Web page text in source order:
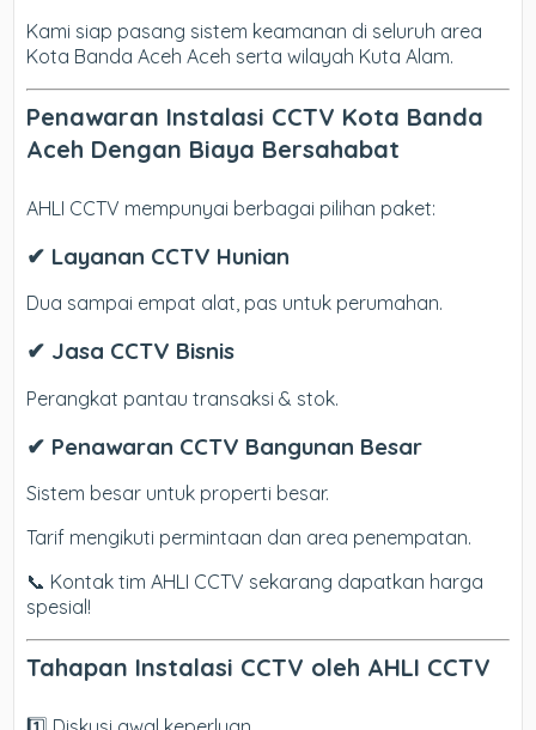
Kami siap pasang sistem keamanan di seluruh area
Kota Banda Aceh Aceh serta wilayah Kuta Alam.
Penawaran Instalasi CCTV Kota Banda
Aceh Dengan Biaya Bersahabat
AHLI CCTV mempunyai berbagai pilihan paket:
✔ Layanan CCTV Hunian
Dua sampai empat alat, pas untuk perumahan.
✔ Jasa CCTV Bisnis
Perangkat pantau transaksi & stok.
✔ Penawaran CCTV Bangunan Besar
Sistem besar untuk properti besar.
Tarif mengikuti permintaan dan area penempatan.
📞 Kontak tim AHLI CCTV sekarang dapatkan harga
spesial!
Tahapan Instalasi CCTV oleh AHLI CCTV